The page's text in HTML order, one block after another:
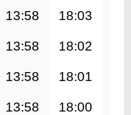
13:58 18:03
13:58 18:02
13:58 18:01
13:58 18:00